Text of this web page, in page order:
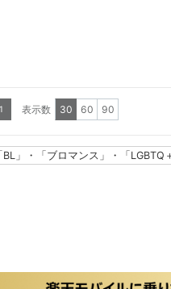
1 表示数 30 60 90
BL」・「ブロマンス」・「LGBTQ